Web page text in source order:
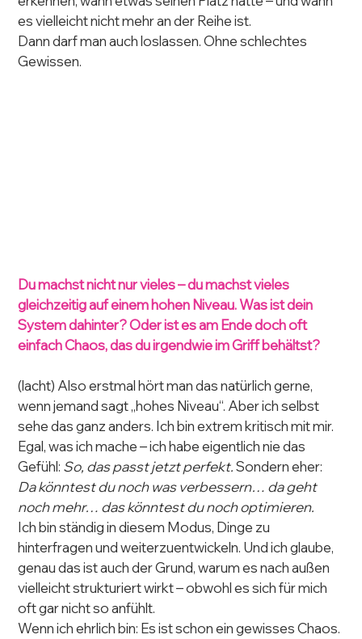
es vielleicht nicht mehr an der Reihe ist.
Dann darf man auch loslassen. Ohne schlechtes
Gewissen.
Du machst nicht nur vieles – du machst vieles
gleichzeitig auf einem hohen Niveau. Was ist dein
System dahinter? Oder ist es am Ende doch oft
einfach Chaos, das du irgendwie im Griff behältst?
(lacht) Also erstmal hört man das natürlich gerne,
wenn jemand sagt „hohes Niveau“. Aber ich selbst
sehe das ganz anders. Ich bin extrem kritisch mit mir.
Egal, was ich mache – ich habe eigentlich nie das
Gefühl: So, das passt jetzt perfekt. Sondern eher:
Da könntest du noch was verbessern… da geht
noch mehr… das könntest du noch optimieren.
Ich bin ständig in diesem Modus, Dinge zu
hinterfragen und weiterzuentwickeln. Und ich glaube,
genau das ist auch der Grund, warum es nach außen
vielleicht strukturiert wirkt – obwohl es sich für mich
oft gar nicht so anfühlt.
Wenn ich ehrlich bin: Es ist schon ein gewisses Chaos.